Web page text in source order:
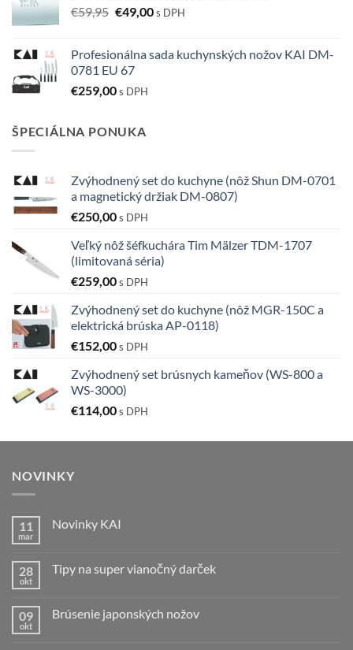
€59,95 Pôvodná
€59,95.
€49,00Aktuálna
€49,00.
s DPH
Profesionálna sada kuchynských nožov KAI DM-
0781 EU 67
€259,00s DPH
ŠPECIÁLNA PONUKA
Zvýhodnený set do kuchyne (nôž Shun DM-0701
a magnetický držiak DM-0807)
€250,00s DPH
Veľký nôž šéfkuchára Tim Mälzer TDM-1707
(limitovaná séria)
€259,00s DPH
Zvýhodnený set do kuchyne (nôž MGR-150C a
elektrická brúska AP-0118)
€152,00s DPH
Zvýhodnený set brúsnych kameňov (WS-800 a
WS-3000)
€114,00s DPH
NOVINKY
11
mar
Novinky KAI
Novinky
28
okt
Tipy na super vianočný darček
Tipy
09
okt
Brúsenie japonských nožov